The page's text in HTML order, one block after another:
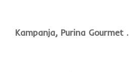
Kampanja, Purina Gourmet .